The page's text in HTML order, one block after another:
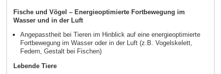
Fische und Vögel – Energieoptimierte Fortbewegung im
Wasser und in der Luft
Angepasstheit bei Tieren im Hinblick auf eine energieoptimierte
Fortbewegung im Wasser oder in der Luft (z.B. Vogelskelett,
Federn, Gestalt bei Fischen)
Lebende Tiere